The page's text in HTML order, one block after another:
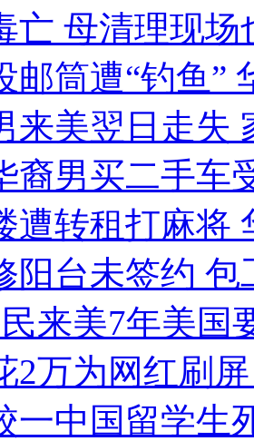
亡 母清理现场
邮筒遭“钓鱼”
来美翌日走失
裔男买二手车
遭转租打麻将
阳台未签约
来美7年美国
2万为网红刷
一中国留学生